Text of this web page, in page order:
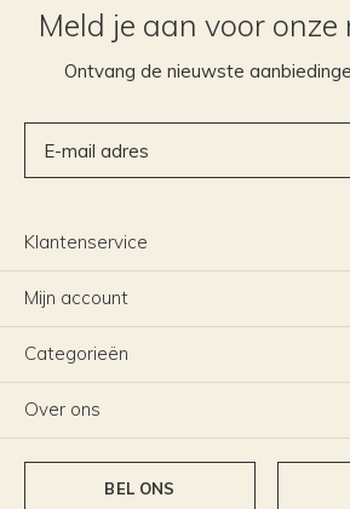
Meld je aan voor
Ontvang de nieuwste
Klantenservice
Mijn account
Categorieën
Over ons
BEL ONS